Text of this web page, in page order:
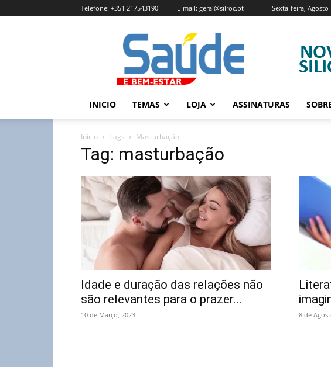
Sexta-feira, Agosto
Telefone: +351 217543190 E-mail: geral@silroc.pt
Revista
Saúde
e
Bem
Estar
Edição
INICIO TEMAS LOJA ASSINATURAS
Início Tags Masturbação
Tag: masturbação
Idade e duração das relações não
são relevantes para o prazer...
10 de Março, 2023 8 de